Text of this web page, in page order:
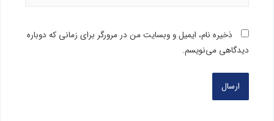
ذخیره نام، ایمیل و وبسایت من در مرورگر برای زمانی که دوباره
دیدگاهی می‌نویسم.